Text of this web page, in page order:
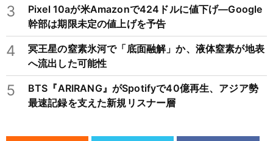
3
Pixel 10aが米Amazonで424ドルに値下げ―Google
幹部は期限未定の値上げを予告
4
冥王星の窒素氷河で「底面融解」か、液体窒素が地表
へ流出した可能性
5
BTS『ARIRANG』がSpotifyで40億再生、アジア勢
最速記録を支えた新規リスナー層